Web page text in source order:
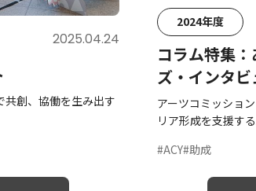
2025.04.24
共創、協働を生み出す
2024年度
コラム特集
ズ・インタ
アーツコミッショ
リア形成を支援す
#ACY#助成